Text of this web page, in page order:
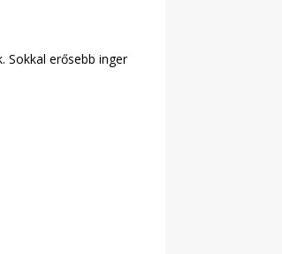
Sokkal erősebb inger